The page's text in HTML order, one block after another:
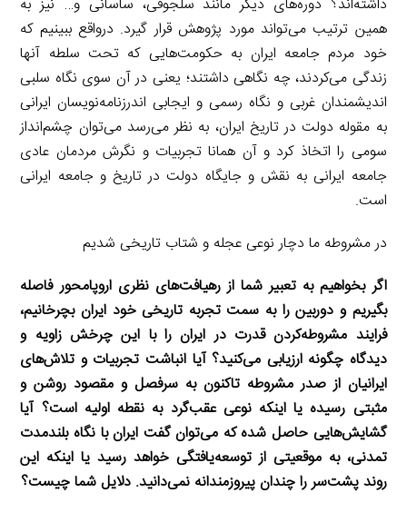
داشته‌اند؟ دوره‌های دیگر مانند سلجوقی، ساسانی و… نیز به
همین ترتیب می‌تواند مورد پژوهش قرار گیرد. در‌واقع ببینیم که
خود مردم جامعه ایران به حکومت‌هایی که تحت سلطه آنها
زندگی می‌کردند، چه نگاهی داشتند؛ یعنی در آن سوی نگاه سلبی
اندیشمندان غربی و نگاه رسمی و ایجابی اندرزنامه‌نویسان ایرانی
به مقوله دولت در تاریخ ایران، به نظر می‌رسد می‌توان چشم‌انداز
سومی را اتخاذ کرد و آن همانا تجربیات و نگرش مردمان عادی
جامعه ایرانی به نقش و جایگاه دولت در تاریخ و جامعه ایرانی
است.
در مشروطه ما دچار نوعی عجله و شتاب تاریخی شدیم
‌اگر بخواهیم به تعبیر شما از رهیافت‌های نظری اروپامحور فاصله
بگیریم و دوربین را به سمت تجربه تاریخی خود ایران بچرخانیم،
فرایند مشروطه‌کردن قدرت در ایران را با این چرخش زاویه و
دیدگاه چگونه ارزیابی می‌کنید؟ آیا انباشت تجربیات و تلاش‌های
ایرانیان از صدر مشروطه تاکنون به سرفصل و مقصود روشن و
مثبتی رسیده یا اینکه نوعی عقب‌گرد به نقطه اولیه است؟ آیا
گشایش‌هایی حاصل‌ شده که می‌توان گفت ایران با نگاه بلندمدت
تمدنی، به موقعیتی از توسعه‌یافتگی خواهد رسید یا اینکه این
روند پشت‌سر را چندان پیروزمندانه نمی‌دانید. دلایل شما چیست؟